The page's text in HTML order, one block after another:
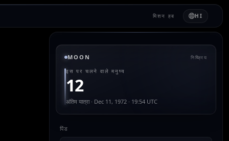
मिशन हब HI
MOON निष्क्रिय
इस पर चलने वाले मनुष्य
12
अंतिम यात्रा · Dec 11, 1972 · 19:54 UTC
पिंड